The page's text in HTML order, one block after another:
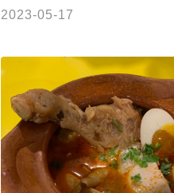
米，味道豐富好吃😋 咖哩牛楠
好，價位平價、CP值不錯👌 原文網址：
https://foodertw.com
2023-05-17